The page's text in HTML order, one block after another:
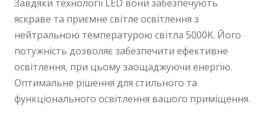
Завдяки технології LED вони забезпечують
яскраве та приємне світле освітлення з
нейтральною температурою світла 5000K. Його
потужність дозволяє забезпечити ефективне
освітлення, при цьому заощаджуючи енергію.
Оптимальне рішення для стильного та
функціонального освітлення вашого приміщення.